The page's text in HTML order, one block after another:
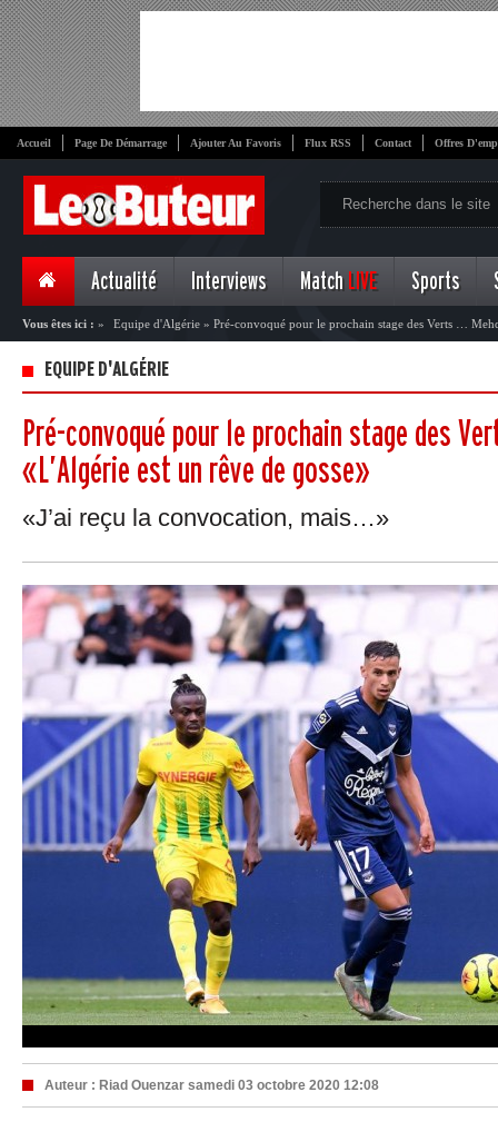
Accueil Page De Démarrage Ajouter Au Favoris Flux RSS Contact Offres
Actualité Interviews Match LIVE Sports
Vous êtes ici : » Equipe d'Algérie » Pré-convoqué pour le prochain stage des Verts …
gosse»
EQUIPE D'ALGÉRIE
Pré-convoqué pour le prochain stage des
«L’Algérie est un rêve de gosse»
«J’ai reçu la convocation, mais…»
Auteur : Riad Ouenzar samedi 03 octobre 2020 12:08